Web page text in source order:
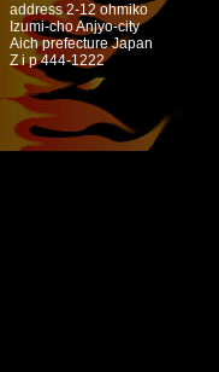
address 2-12 ohmiko
Izumi-cho Anjyo-city
Aich prefecture Japan
Z i p 444-1222